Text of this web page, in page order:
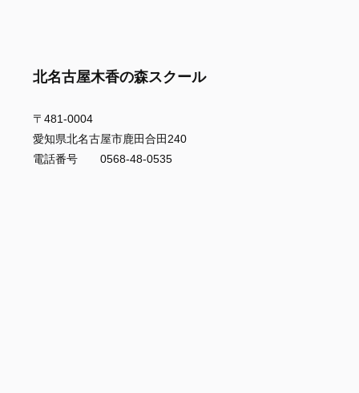
北名古屋木香の森スクール
〒481-0004
愛知県北名古屋市鹿田合田240
電話番号 0568-48-0535